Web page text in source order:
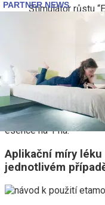
Stimulátor růstu
léky. Nebrání
hnojiv a také
Některé zahradníky
používá pro
předposlední fázi
muset přidat pouze 1
esence na 1 ha.
Aplikační míry léku
jednotlivém